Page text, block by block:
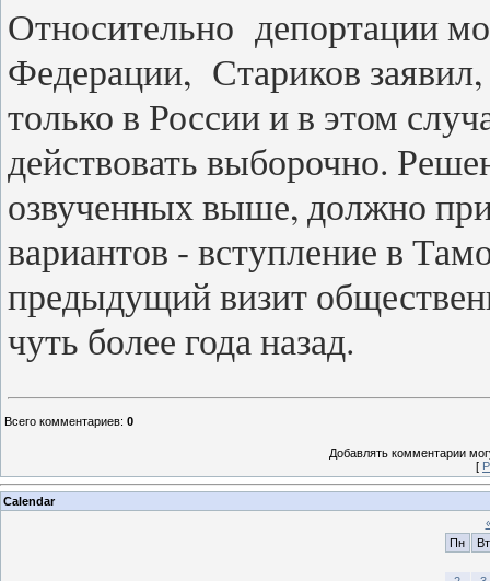
Относительно депортации
Федерации, Стариков
только в России и в этом
действовать выборочно.
озвученных выше, должно
вариантов - вступление в
предыдущий визит
чуть более года назад.
Всего комментариев: 0
Добавлять комментарии
[
Calendar
Пн
Вт